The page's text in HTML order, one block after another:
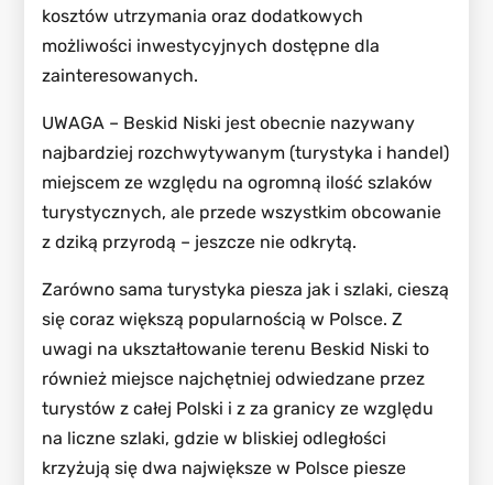
kosztów utrzymania oraz dodatkowych
możliwości inwestycyjnych dostępne dla
zainteresowanych.
UWAGA – Beskid Niski jest obecnie nazywany
najbardziej rozchwytywanym (turystyka i handel)
miejscem ze względu na ogromną ilość szlaków
turystycznych, ale przede wszystkim obcowanie
z dziką przyrodą – jeszcze nie odkrytą.
Zarówno sama turystyka piesza jak i szlaki, cieszą
się coraz większą popularnością w Polsce. Z
uwagi na ukształtowanie terenu Beskid Niski to
również miejsce najchętniej odwiedzane przez
turystów z całej Polski i z za granicy ze względu
na liczne szlaki, gdzie w bliskiej odległości
krzyżują się dwa największe w Polsce piesze